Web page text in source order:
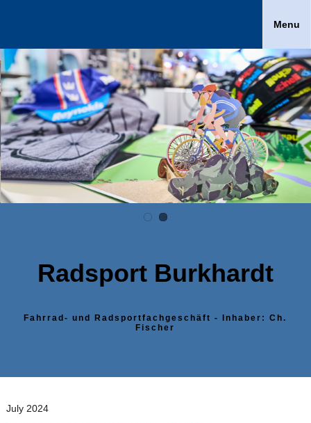
Menu
Radsport Burkhardt
Fahrrad- und Radsportfachgeschäft - Inhaber: Ch.
Fischer
July 2024